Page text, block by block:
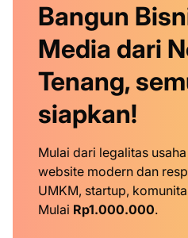
Bangun
Media dari
Tenang,
siapkan!
Mulai dari legalitas
website modern dan
UMKM, startup,
Mulai Rp1.000.000.